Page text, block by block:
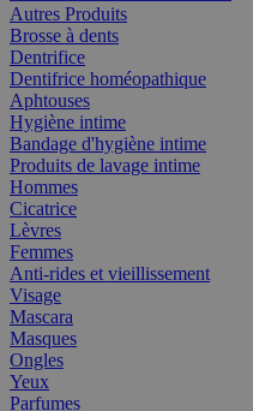
Autres Produits
Brosse à dents
Dentrifice
Dentifrice homéopathique
Aphtouses
Hygiène intime
Bandage d'hygiène intime
Produits de lavage intime
Hommes
Cicatrice
Lèvres
Femmes
Anti-rides et vieillissement
Visage
Mascara
Masques
Ongles
Yeux
Parfumes